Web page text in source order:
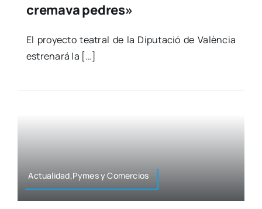
cremava pedres»
El pro­yec­to tea­tral de la Dipu­tació de Valèn­cia
estre­na­rá la […]
Actualidad,Pymes y Comer­cios